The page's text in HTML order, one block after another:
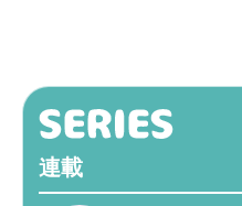
連載